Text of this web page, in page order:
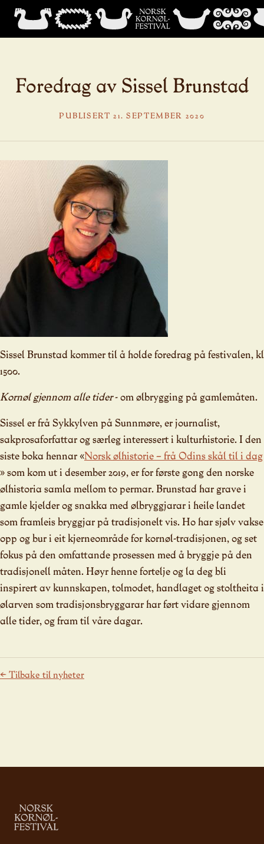
Foredrag av Sissel Brunstad
PUBLISERT 21. SEPTEMBER 2020
Sissel Brunstad kommer til å holde foredrag på festivalen, kl
1500.
Kornøl gjennom alle tider- om ølbrygging på gamlemåten.
Sissel er frå Sykkylven på Sunnmøre, er journalist,
sakprosaforfattar og særleg interessert i kulturhistorie. I den
siste boka hennar «Norsk ølhistorie – frå Odins skål til i dag
» som kom ut i desember 2019, er for første gong den norske
ølhistoria samla mellom to permar. Brunstad har grave i
gamle kjelder og snakka med ølbryggjarar i heile landet
som framleis bryggjar på tradisjonelt vis. Ho har sjølv vakse
opp og bur i eit kjerneområde for kornøl-tradisjonen, og set
fokus på den omfattande prosessen med å bryggje på den
tradisjonell måten. Høyr henne fortelje og la deg bli
inspirert av kunnskapen, tolmodet, handlaget og stoltheita i
ølarven som tradisjonsbryggarar har ført vidare gjennom
alle tider, og fram til våre dagar.
← Tilbake til nyheter